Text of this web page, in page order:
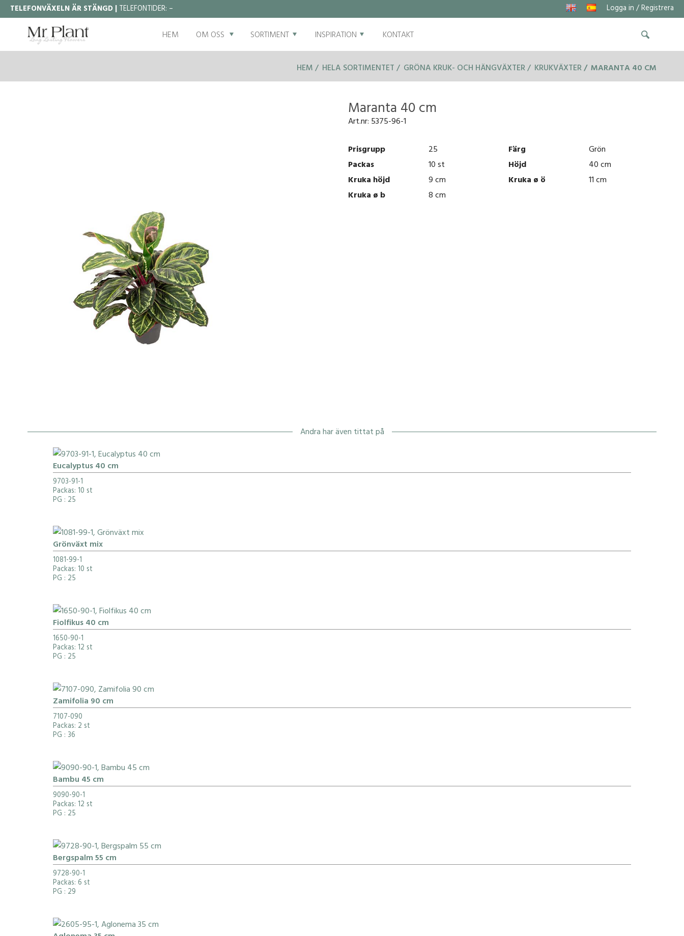
TELEFONVÄXELN ÄR STÄNGD |TELEFONTIDER: – Logga in / Registrera
HEM OM OSS SORTIMENT INSPIRATION KONTAKT
HEM HELA SORTIMENTET GRÖNA KRUK- OCH HÄNGVÄXTER KRUKVÄXTER MARANTA 40 CM
Maranta 40 cm
Art.nr: 5375-96-1
Prisgrupp
25 Färg
Grön
Packas
10 st Höjd
40 cm
Kruka höjd
9 cm Kruka ø ö
11 cm
Kruka ø b
8 cm
Andra har även tittat på
Eucalyptus 40 cm
9703-91-1
Packas: 10 st
PG : 25
Grönväxt mix
1081-99-1
Packas: 10 st
PG : 25
Fiolfikus 40 cm
1650-90-1
Packas: 12 st
PG : 25
Zamifolia 90 cm
7107-090
Packas: 2 st
PG : 36
Bambu 45 cm
9090-90-1
Packas: 12 st
PG : 25
Bergspalm 55 cm
9728-90-1
Packas: 6 st
PG : 29